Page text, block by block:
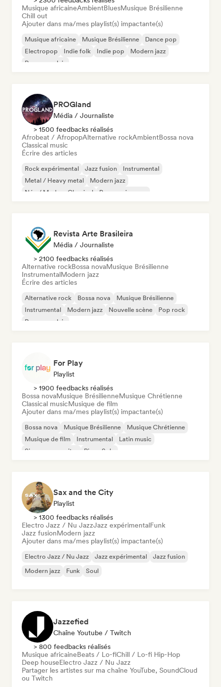
Musique africaineAmbientBluesMusique Brésilienne
Chill out
Ajouter dans ma/mes playlist(s) impactante(s)
Musique africaine Musique Brésilienne
Dance pop
Electropop
Indie folk Indie pop
Modern jazz
Rap en anglais
PROGland
Média / Journaliste
> 1500 feedbacks réalisés
Afrobeat / AfropopAlternative rockAmbientBossa nova
Classical music
Écrire des articles
Rock expérimental Jazz fusion
Instrumental
Metal / Heavy metal
Modern jazz
Néo / Modern Classical
Progressive pop
Revista Arte Brasileira
Média / Journaliste
> 2100 feedbacks réalisés
Alternative rockBossa novaMusique Brésilienne
InstrumentalModern jazz
Écrire des articles
Alternative rock Bossa nova
Musique Brésilienne
Instrumental
Modern jazz Nouvelle scène
Pop rock
Rap en anglais
For Play
Playlist
> 1900 feedbacks réalisés
Bossa novaMusique BrésilienneMusique Chrétienne
Classical musicMusique de film
Ajouter dans ma/mes playlist(s) impactante(s)
Bossa nova Musique Brésilienne
Musique Chrétienne
Musique de film
Instrumental
Latin music
Singer-songwriter
Piano Solo
Sax and the City
Playlist
> 1300 feedbacks réalisés
Electro Jazz / Nu JazzJazz expérimentalFunk
Jazz fusionModern jazz
Ajouter dans ma/mes playlist(s) impactante(s)
Electro Jazz / Nu Jazz Jazz expérimental
Jazz fusion
Modern jazz
Funk Soul
Jazzefied
Chaîne Youtube / Twitch
> 800 feedbacks réalisés
Musique africaineBeats / Lo-fiChill / Lo-fi Hip-Hop
Deep houseElectro Jazz / Nu Jazz
Partager les artistes sur ma chaîne YouTube, SoundCloud
ou Twitch